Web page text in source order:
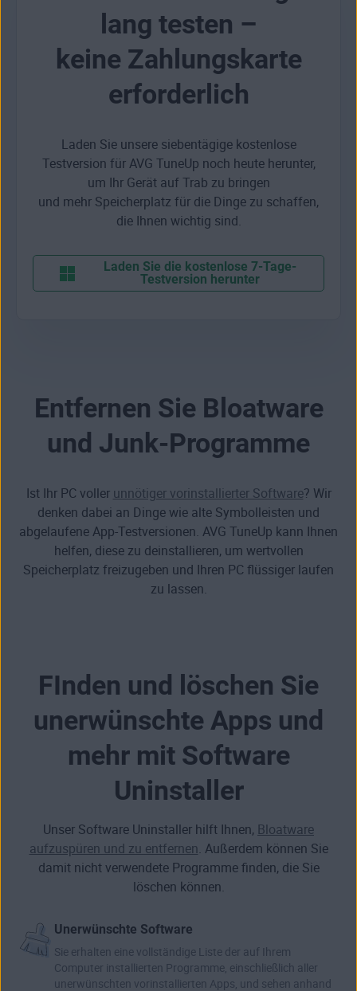
lang testen –
keine Zahlungskarte
erforderlich
Laden Sie unsere siebentägige kostenlose
Testversion für AVG TuneUp noch heute herunter,
um Ihr Gerät auf Trab zu bringen
und mehr Speicherplatz für die Dinge zu schaffen,
die Ihnen wichtig sind.
Laden Sie die kostenlose 7-Tage-
Testversion herunter
Entfernen Sie Bloatware
und Junk-Programme
Ist Ihr PC voller unnötiger vorinstallierter Software? Wir
denken dabei an Dinge wie alte Symbolleisten und
abgelaufene App-Testversionen. AVG TuneUp kann Ihnen
helfen, diese zu deinstallieren, um wertvollen
Speicherplatz freizugeben und Ihren PC flüssiger laufen
zu lassen.
FInden und löschen Sie
unerwünschte Apps und
mehr mit Software
Uninstaller
Unser Software Uninstaller hilft Ihnen, Bloatware
aufzuspüren und zu entfernen. Außerdem können Sie
damit nicht verwendete Programme finden, die Sie
löschen können.
Unerwünschte Software
Sie erhalten eine vollständige Liste der auf Ihrem
Computer installierten Programme, einschließlich aller
unerwünschten vorinstallierten Apps, und sehen anhand